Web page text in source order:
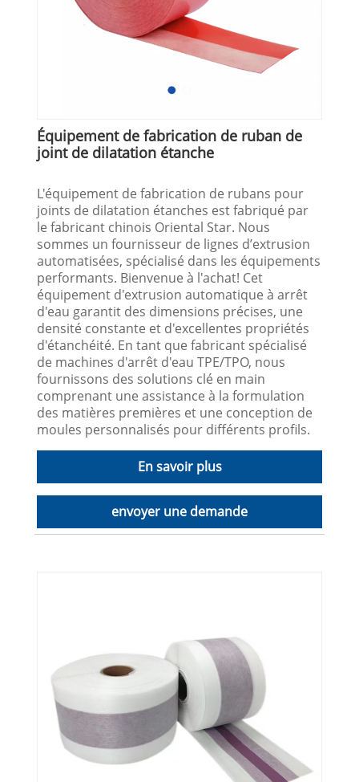
Équipement de fabrication de ruban de
joint de dilatation étanche
L'équipement de fabrication de rubans pour
joints de dilatation étanches est fabriqué par
le fabricant chinois Oriental Star. Nous
sommes un fournisseur de lignes d’extrusion
automatisées, spécialisé dans les équipements
performants. Bienvenue à l'achat! Cet
équipement d'extrusion automatique à arrêt
d'eau garantit des dimensions précises, une
densité constante et d'excellentes propriétés
d'étanchéité. En tant que fabricant spécialisé
de machines d'arrêt d'eau TPE/TPO, nous
fournissons des solutions clé en main
comprenant une assistance à la formulation
des matières premières et une conception de
moules personnalisés pour différents profils.
En savoir plus
envoyer une demande